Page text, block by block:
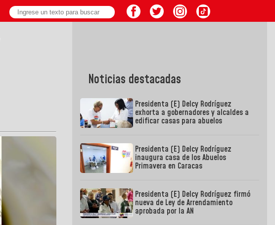
Noticias destacadas
Presidenta (E) Delcy Rodríguez
exhorta a gobernadores y alcaldes a
edificar casas para abuelos
Presidenta (E) Delcy Rodríguez
inaugura casa de los Abuelos
Primavera en Caracas
Presidenta (E) Delcy Rodríguez firmó
nueva de Ley de Arrendamiento
aprobada por la AN